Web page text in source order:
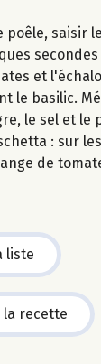
poêle, saisir
secondes
et
le basilic.
le sel et le
: sur
de
liste
la recette